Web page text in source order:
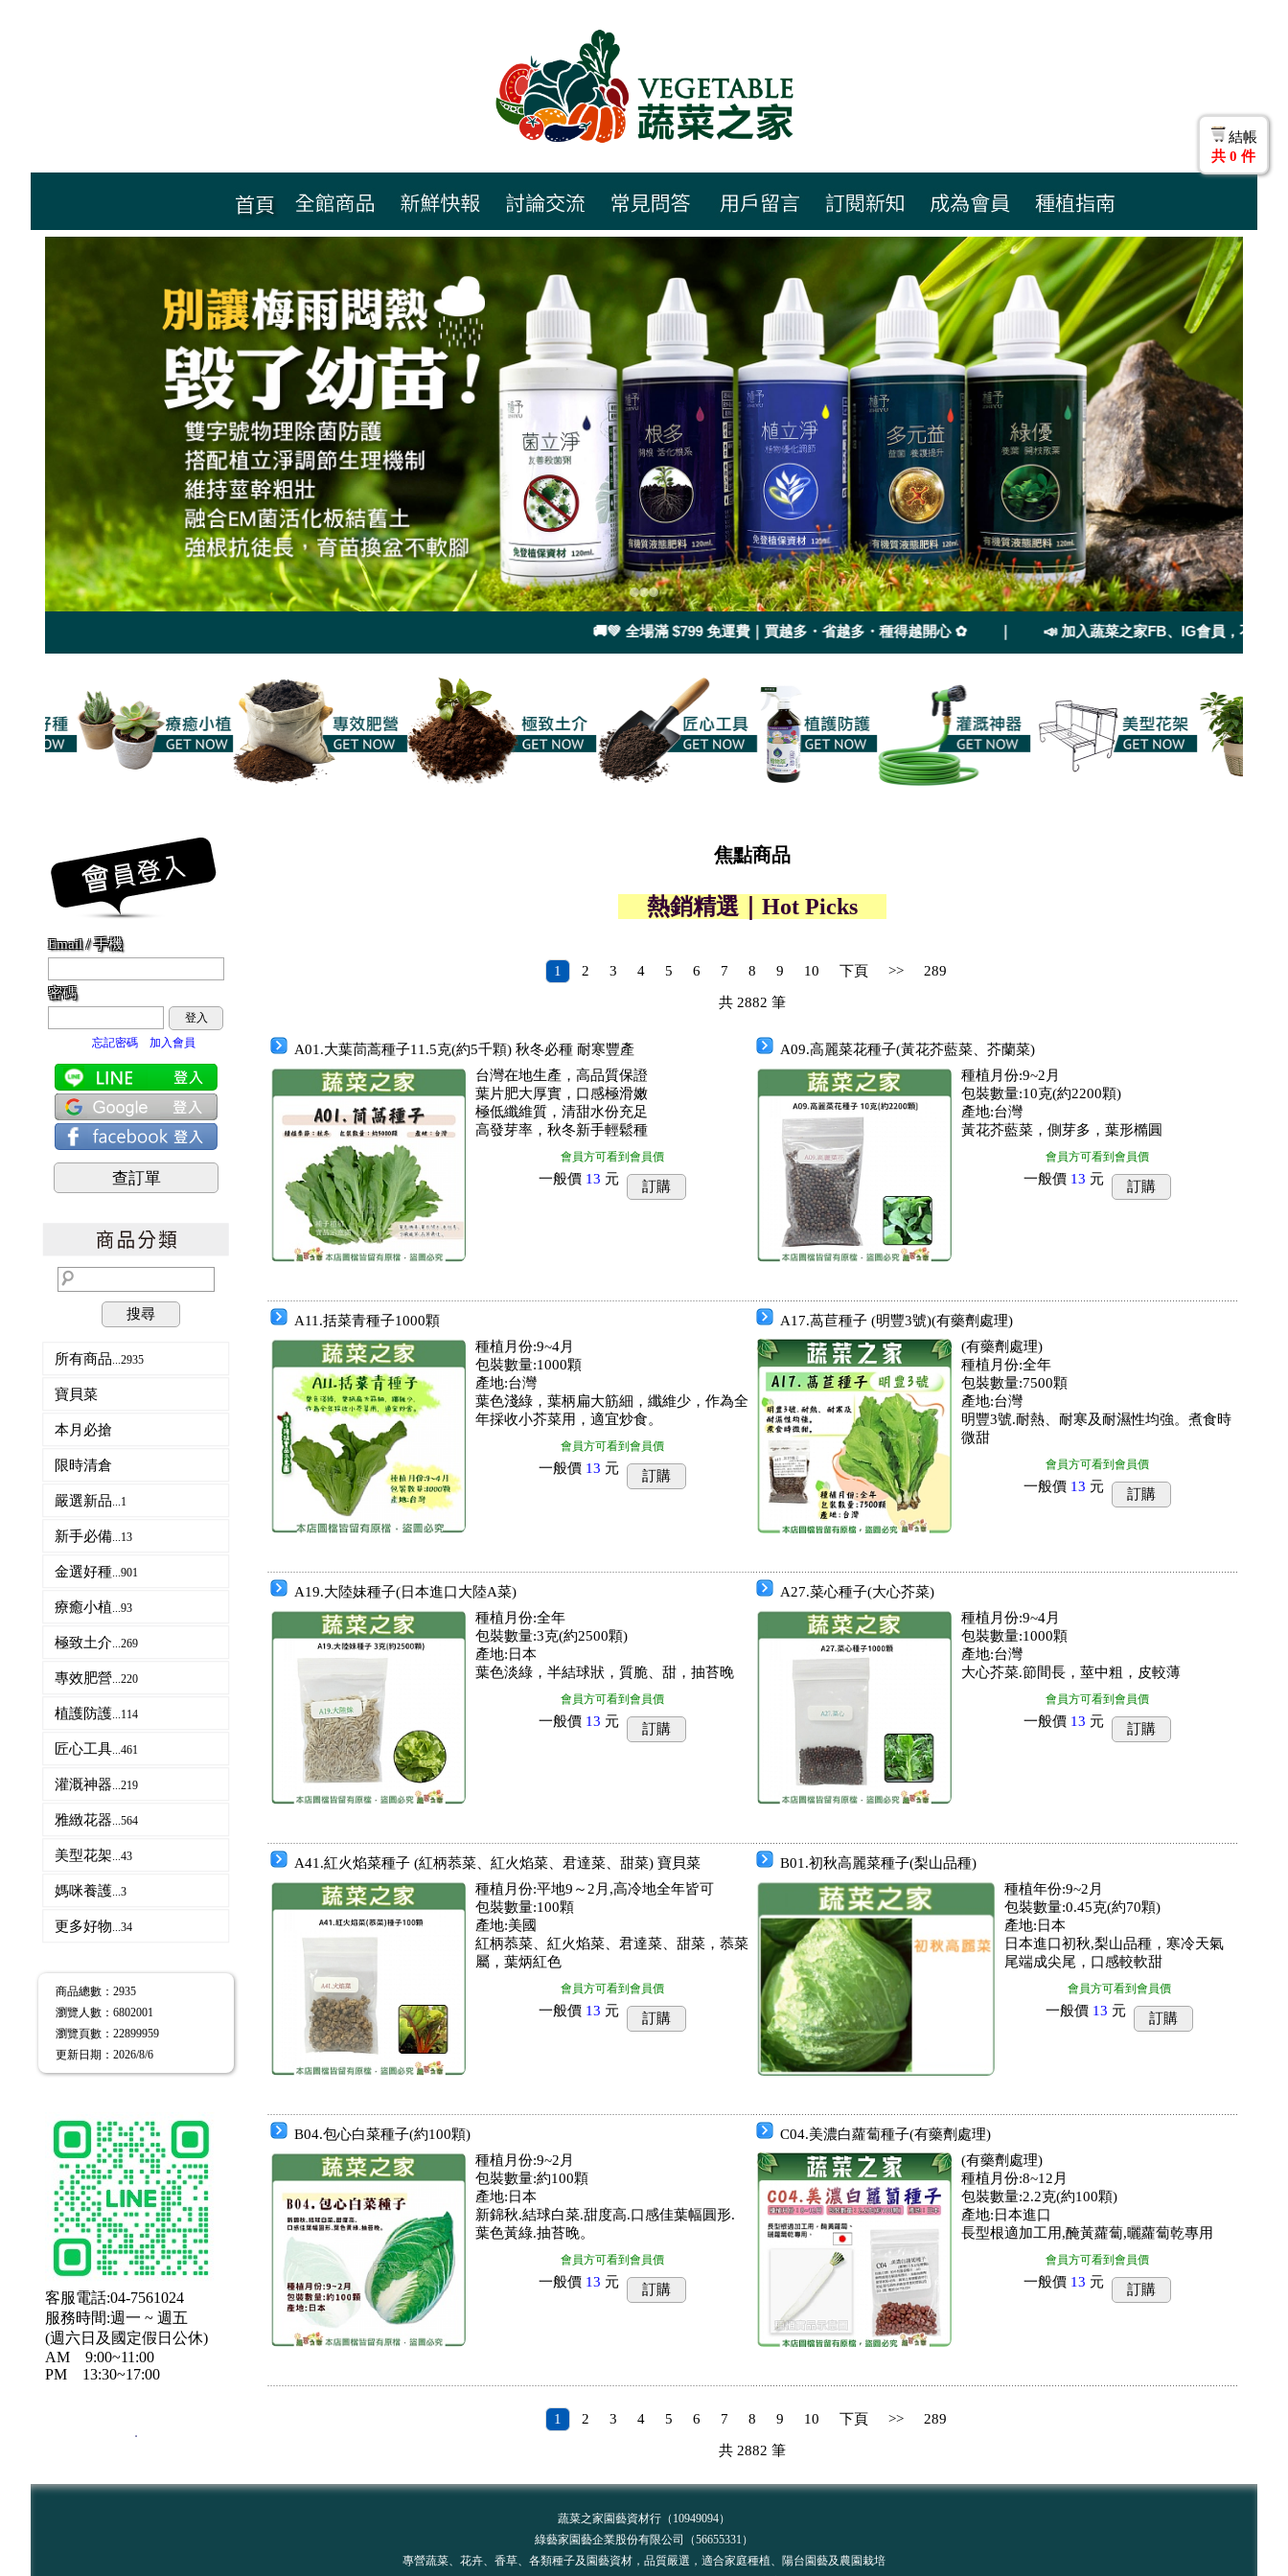
結帳
共 0 件
🚚💚 全場滿 $799 免運費｜買越多・省越多・種得越開心 ✿ ｜ 📣 加入蔬菜之家FB、IG會員，不定時會有活動告
Email / 手機
密碼
登入
忘記密碼
加入會員
查訂單
搜尋
所有商品...2935
寶貝菜
本月必搶
限時清倉
嚴選新品...1
新手必備...13
金選好種...901
療癒小植...93
極致土介...269
專效肥營...220
植護防護...114
匠心工具...461
灌溉神器...219
雅緻花器...564
美型花架...43
媽咪養護...3
更多好物...34
商品總數 ：2935
瀏覽人數 ： 6802001
瀏覽頁數 ： 22899959
更新日期 ：2026/8/6
客服電話:04-7561024
服務時間:週一 ~ 週五
(週六日及國定假日公休)
AM 9:00~11:00
PM 13:30~17:00
．
焦點商品
熱銷精選｜Hot Picks
1 2 3 4 5 6 7 8 9 10 下頁 >> 289
共2882 筆
A01.大葉茼蒿種子11.5克(約5千顆) 秋冬必種 耐寒豐產
台灣在地生產，高品質保證
葉片肥大厚實，口感極滑嫩
極低纖維質，清甜水份充足
高發芽率，秋冬新手輕鬆種
會員方可看到會員價
一般價 13 元 訂購
A09.高麗菜花種子(黃花芥藍菜、芥蘭菜)
種植月份:9~2月
包裝數量:10克(約2200顆)
產地:台灣
黃花芥藍菜，側芽多，葉形橢圓
會員方可看到會員價
一般價 13 元 訂購
A11.括菜青種子1000顆
種植月份:9~4月
包裝數量:1000顆
產地:台灣
葉色淺綠，葉柄扁大筋細，纖維少，作為全
年採收小芥菜用，適宜炒食。
會員方可看到會員價
一般價 13 元 訂購
A17.萵苣種子 (明豐3號)(有藥劑處理)
(有藥劑處理)
種植月份:全年
包裝數量:7500顆
產地:台灣
明豐3號.耐熱、耐寒及耐濕性均強。煮食時
微甜
會員方可看到會員價
一般價 13 元 訂購
A19.大陸妹種子(日本進口大陸A菜)
種植月份:全年
包裝數量:3克(約2500顆)
產地:日本
葉色淡綠，半結球狀，質脆、甜，抽苔晚
會員方可看到會員價
一般價 13 元 訂購
A27.菜心種子(大心芥菜)
種植月份:9~4月
包裝數量:1000顆
產地:台灣
大心芥菜.節間長，莖中粗，皮較薄
會員方可看到會員價
一般價 13 元 訂購
A41.紅火焰菜種子 (紅柄菾菜、紅火焰菜、君達菜、甜菜) 寶貝菜
種植月份:平地9～2月,高冷地全年皆可
包裝數量:100顆
產地:美國
紅柄菾菜、紅火焰菜、君達菜、甜菜，菾菜
屬，葉炳紅色
會員方可看到會員價
一般價 13 元 訂購
B01.初秋高麗菜種子(梨山品種)
種植年份:9~2月
包裝數量:0.45克(約70顆)
產地:日本
日本進口初秋,梨山品種，寒冷天氣
尾端成尖尾，口感較軟甜
會員方可看到會員價
一般價 13 元 訂購
B04.包心白菜種子(約100顆)
種植月份:9~2月
包裝數量:約100顆
產地:日本
新錦秋.結球白菜.甜度高.口感佳葉幅圓形.
葉色黃綠.抽苔晚。
會員方可看到會員價
一般價 13 元 訂購
C04.美濃白蘿蔔種子(有藥劑處理)
(有藥劑處理)
種植月份:8~12月
包裝數量:2.2克(約100顆)
產地:日本進口
長型根適加工用,醃黃蘿蔔,曬蘿蔔乾專用
會員方可看到會員價
一般價 13 元 訂購
1 2 3 4 5 6 7 8 9 10 下頁 >> 289
共2882 筆
蔬菜之家園藝資材行（10949094）
綠藝家園藝企業股份有限公司（56655331）
專營蔬菜、花卉、香草、各類種子及園藝資材，品質嚴選，適合家庭種植、陽台園藝及農園栽培